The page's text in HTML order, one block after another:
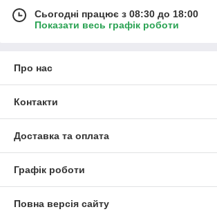
Сьогодні працює з 08:30 до 18:00
Показати весь графік роботи
Про нас
Контакти
Доставка та оплата
Графік роботи
Повна версія сайту